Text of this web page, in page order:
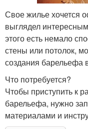
Свое жилье хочется
выглядел
этого есть немало
стены или потолок,
создания барельефа
Что потребуется?
Чтобы приступить к
барельефа, нужно
материалами и